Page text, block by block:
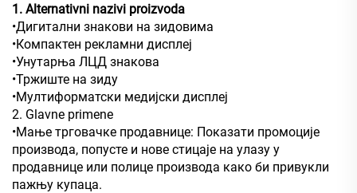
1. Alternativni nazivi proizvoda
•Дигитални знакови на зидовима
•Компактен рекламни дисплеј
•Унутарња ЛЦД знакова
•Тржиште на зиду
•Мултиформатски медијски дисплеј
2. Glavne primene
•Мање трговачке продавнице: Показати промоције
производа, попусте и нове стицаје на улазу у
продавнице или полице производа како би привукли
пажњу купаца.